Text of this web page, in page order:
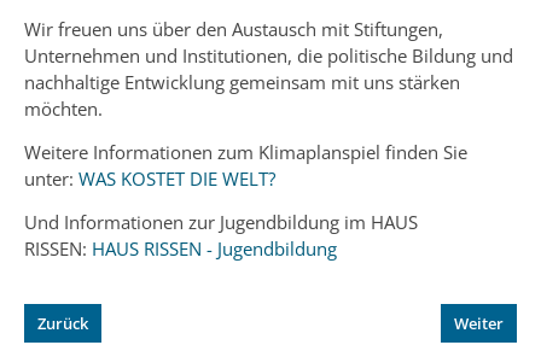
Wir freuen uns über den Austausch mit Stiftungen,
Unternehmen und Institutionen, die politische Bildung und
nachhaltige Entwicklung gemeinsam mit uns stärken
möchten.
Weitere Informationen zum Klimaplanspiel finden Sie
unter: WAS KOSTET DIE WELT?
Und Informationen zur Jugendbildung im HAUS
RISSEN: HAUS RISSEN - Jugendbildung
Zurück Weiter